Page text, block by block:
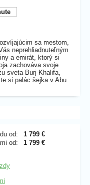
sa mestom,
neprehliadnuteľným
a emirát, ktorý si
zachováva svoje
sveta Burj Khalifa,
si palác šejka v Abu
od:
1 799 €
od:
1 799 €